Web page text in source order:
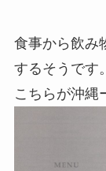
食事から飲み
するそうです。
こちらが沖縄